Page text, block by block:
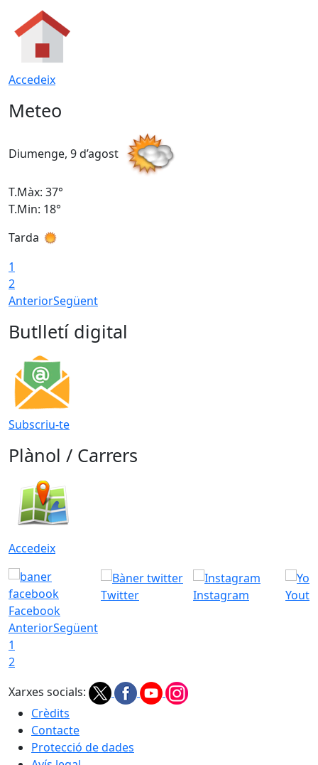
Accedeix
Meteo
Diumenge, 9 d’agost
T.Màx: 37°
T.Min: 18°
Tarda
1
2
AnteriorSegüent
Butlletí digital
Subscriu-te
Plànol / Carrers
Accedeix
Facebook
Twitter Instagram
AnteriorSegüent
1
2
Xarxes socials:
Crèdits
Contacte
Protecció de dades